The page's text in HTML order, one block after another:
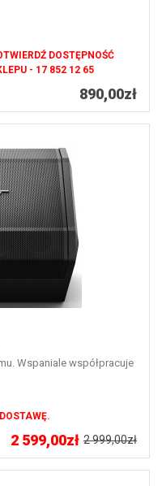
DOSTĘPNOŚĆ
- 17 852 12 65
890,00zł
Wspaniale współpracuje
2 999,00zł
2 599,00zł